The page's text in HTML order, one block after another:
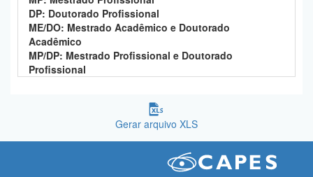
DP: Doutorado Profissional
ME/DO: Mestrado Acadêmico e Doutorado
Acadêmico
MP/DP: Mestrado Profissional e Doutorado
Profissional
Gerar arquivo XLS